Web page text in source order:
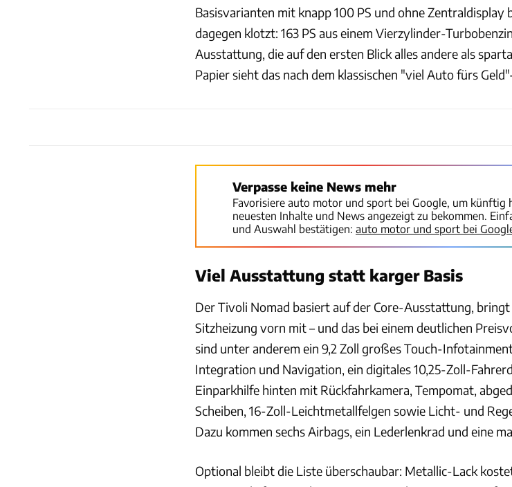
Basisvarianten mit knapp 100 PS und ohne Zentraldisplay
dagegen klotzt: 163 PS aus einem Vierzylinder-
Ausstattung, die auf den ersten Blick alles andere als
Papier sieht das nach dem klassischen "viel Auto fürs
Verpasse keine News mehr
Favorisiere auto motor und sport bei Google, um künftig
neuesten Inhalte und News angezeigt zu bekommen.
und Auswahl bestätigen: auto motor und sport bei
Viel Ausstattung statt karger Basis
Der Tivoli Nomad basiert auf der Core-Ausstattung, bringt
Sitzheizung vorn mit – und das bei einem deutlichen
sind unter anderem ein 9,2 Zoll großes Touch-
Integration und Navigation, ein digitales 10,25-Zoll-
Einparkhilfe hinten mit Rückfahrkamera, Tempomat,
Scheiben, 16-Zoll-Leichtmetallfelgen sowie Licht- und
Dazu kommen sechs Airbags, ein Lederlenkrad und eine
Optional bleibt die Liste überschaubar: Metallic-Lack